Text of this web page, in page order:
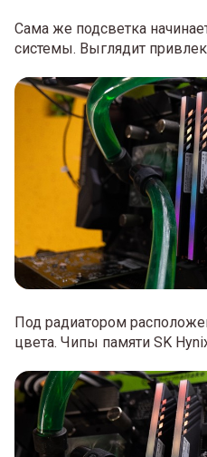
Сама же подсветка
системы. Выглядит
Под радиатором
цвета. Чипы памяти SK